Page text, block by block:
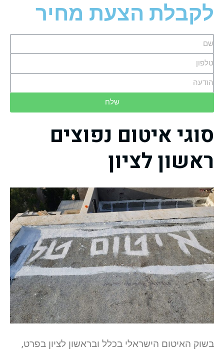
לקבלת הצעת מחיר
שלח
סוגי איטום נפוצים
ראשון לציון
בשוק האיטום הישראלי בכלל ובראשון לציון בפרט,